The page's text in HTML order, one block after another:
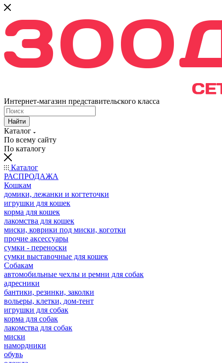
Интернет-магазин представительского класса
Найти
Каталог
По всему сайту
По каталогу
Каталог
РАСПРОДАЖА
Кошкам
домики, лежанки и когтеточки
игрушки для кошек
корма для кошек
лакомства для кошек
миски, коврики под миски, коготки
прочие аксессуары
сумки - переноски
сумки выставочные для кошек
Собакам
автомобильные чехлы и ремни для собак
адресники
бантики, резинки, заколки
вольеры, клетки, дом-тент
игрушки для собак
корма для собак
лакомства для собак
миски
намордники
обувь